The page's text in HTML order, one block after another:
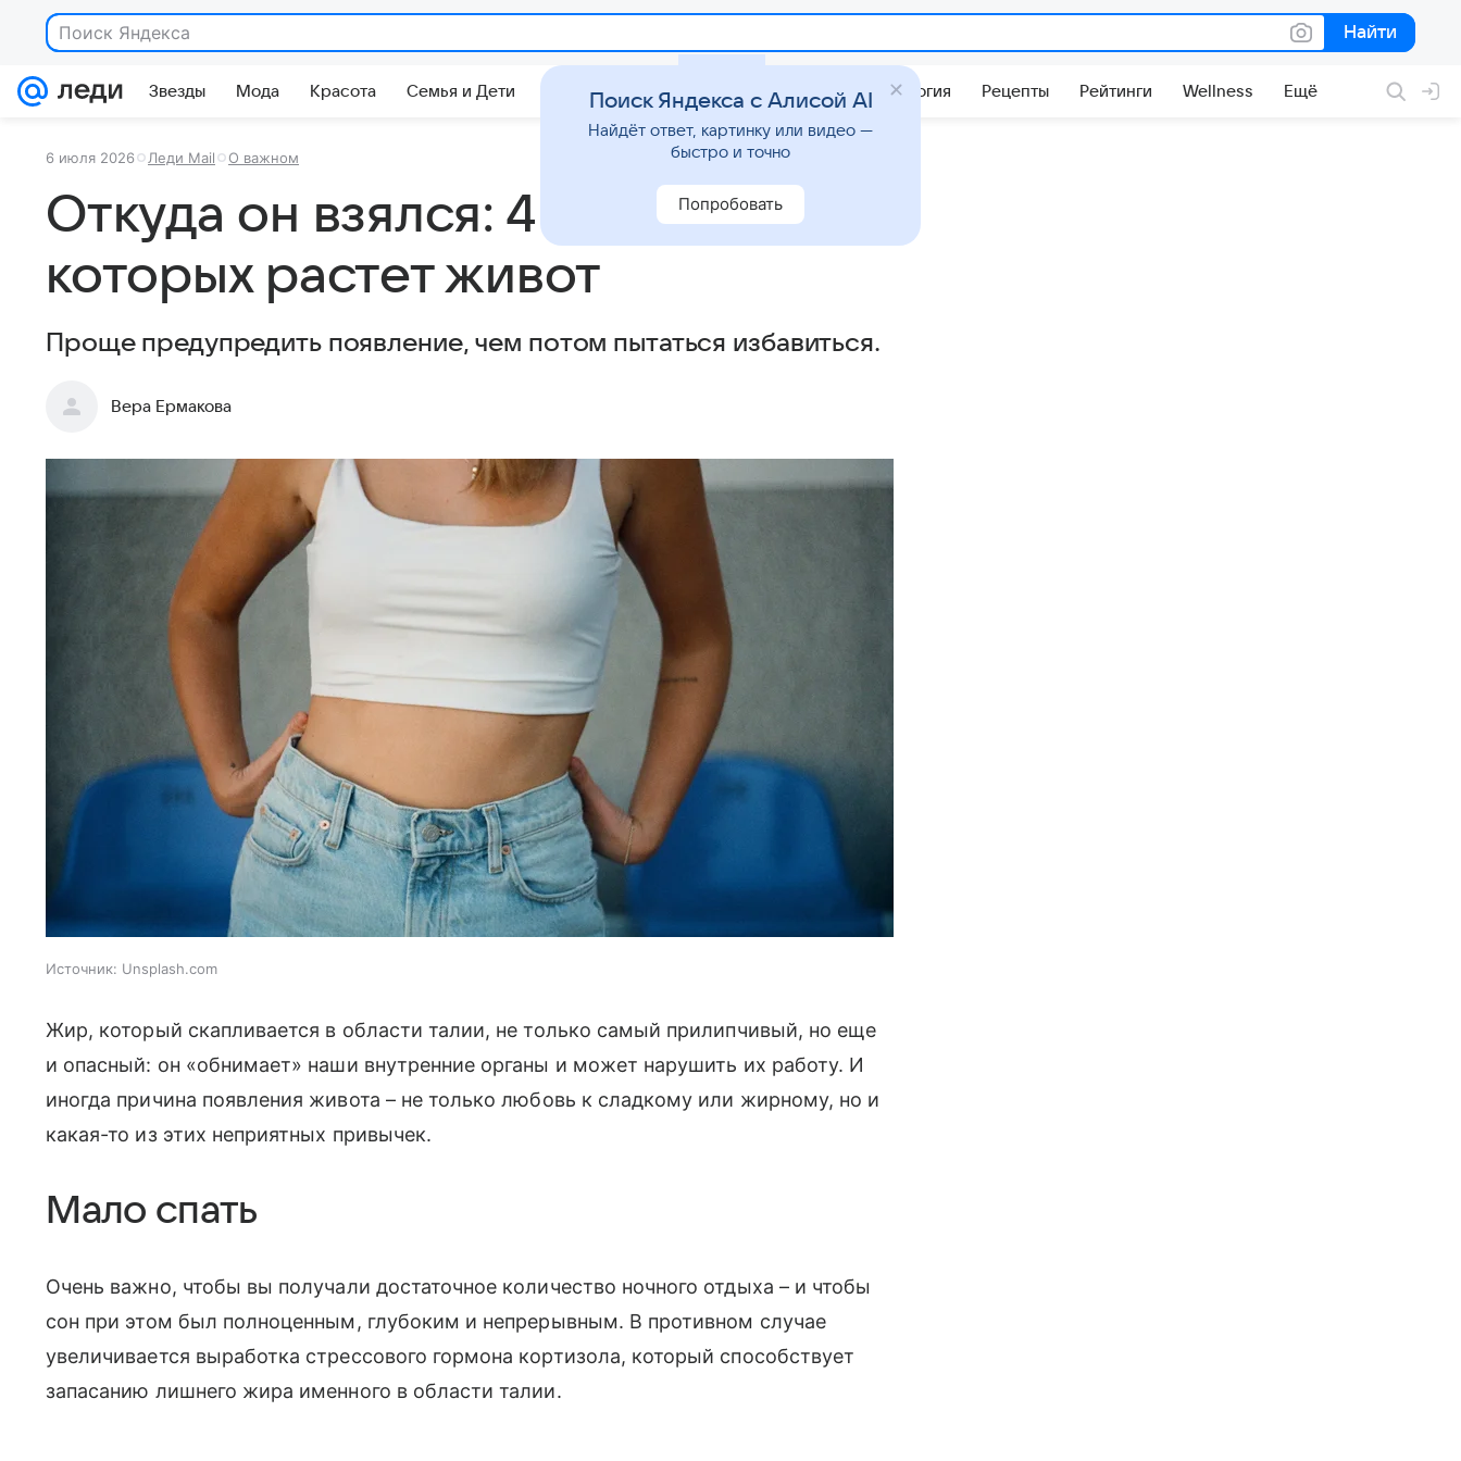
Поиск Яндекса Найти
Найти
Звезды Мода Красота Семья и Дети Гороскопы Стиль жизни Психология Рецепты Рейтинги Wellness Ещё
6 июля 2026 Леди Mail О важном
Откуда он взялся: 4 привычки, от
которых растет живот
Проще предупредить появление, чем потом пытаться избавиться.
Вера Ермакова
Источник: Unsplash.com
Жир, который скапливается в области талии, не только самый прилипчивый, но еще
и опасный: он «обнимает» наши внутренние органы и может нарушить их работу. И
иногда причина появления живота – не только любовь к сладкому или жирному, но и
какая-то из этих неприятных привычек.
Мало спать
Очень важно, чтобы вы получали достаточное количество ночного отдыха – и чтобы
сон при этом был полноценным, глубоким и непрерывным. В противном случае
увеличивается выработка стрессового гормона кортизола, который способствует
запасанию лишнего жира именного в области талии.
Поиск Яндекса с Алисой AI
Найдёт ответ, картинку или видео —
быстро и точно
Попробовать